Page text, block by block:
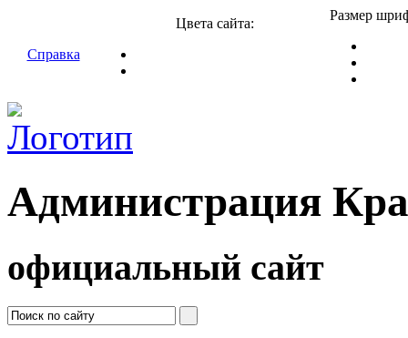
Справка
Цвета сайта:
Размер
Администрация
официальный сайт